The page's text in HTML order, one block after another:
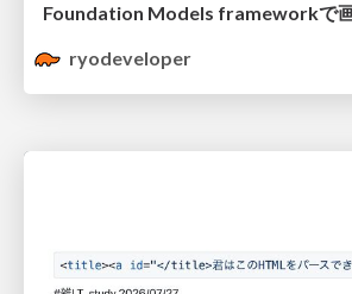
Foundation Models frameworkで
ryodeveloper